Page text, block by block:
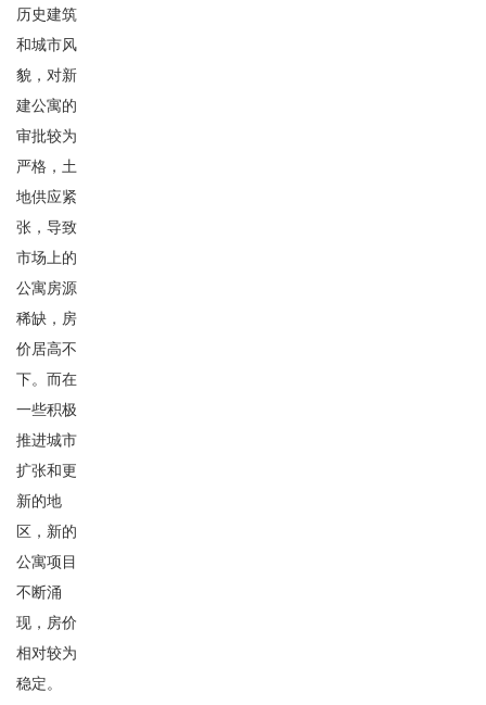
历史建筑
和城市风
貌，对新
建公寓的
审批较为
严格，土
地供应紧
张，导致
市场上的
公寓房源
稀缺，房
价居高不
下。而在
一些积极
推进城市
扩张和更
新的地
区，新的
公寓项目
不断涌
现，房价
相对较为
稳定。